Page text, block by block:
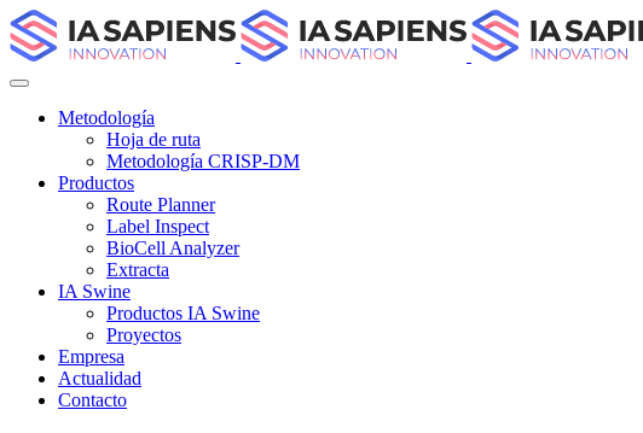
Metodología
Hoja de ruta
Metodología CRISP-DM
Productos
Route Planner
Label Inspect
BioCell Analyzer
Extracta
IA Swine
Productos IA Swine
Proyectos
Empresa
Actualidad
Contacto